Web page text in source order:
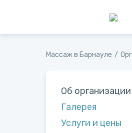
Массаж в Барнауле
Об организации
Галерея
Услуги и цены